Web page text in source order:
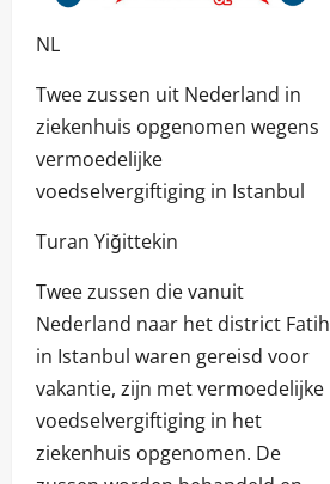
NL
Twee zussen uit Nederland in
ziekenhuis opgenomen wegens
vermoedelijke
voedselvergiftiging in Istanbul
Turan Yiğittekin
Twee zussen die vanuit
Nederland naar het district Fatih
in Istanbul waren gereisd voor
vakantie, zijn met vermoedelijke
voedselvergiftiging in het
ziekenhuis opgenomen. De